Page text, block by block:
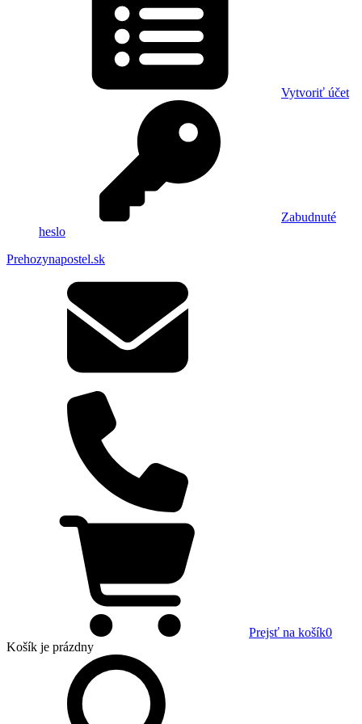
Vytvoriť účet
Zabudnuté
heslo
Prehozynapostel.sk
Prejsť na košík0
Košík je prázdny